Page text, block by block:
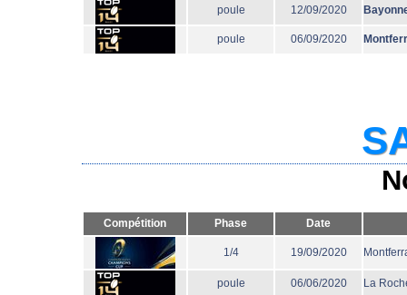
poule 12/09/2020
poule 06/09/2020
Compétition Phase Date
1/4 19/09/2020
poule 06/06/2020 La